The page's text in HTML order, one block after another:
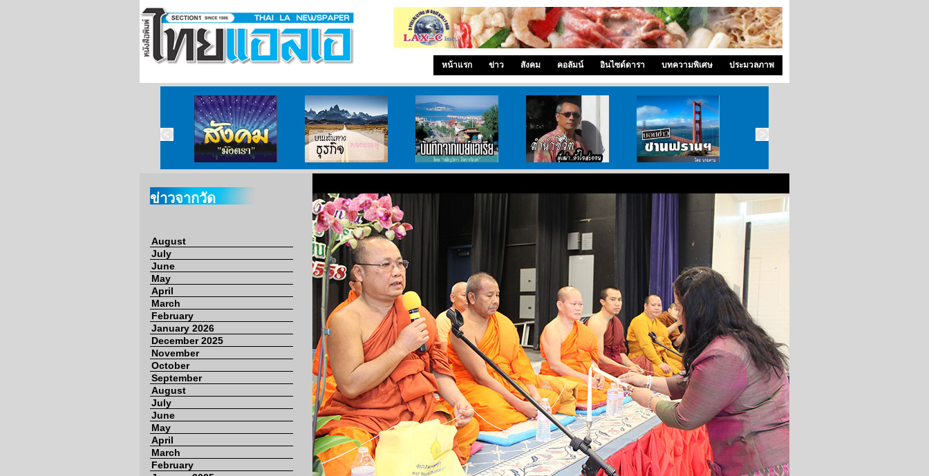
หน้าแรก ข่าว สังคม คอลัมน์ อินไซด์ดารา บทความพิเศษ ประมวลภาพ
สังคมมังตรา บนเส้นทางธุรกิจ บันทึกจากเบย์เอเรีย ลำนำ..ชีวิต บอกข่าว ซานฟราน ท่องไปใน San Francisco
ข่าวจากวัด
August
July
June
May
April
March
February
January 2026
December 2025
November
October
September
August
July
June
May
April
March
February